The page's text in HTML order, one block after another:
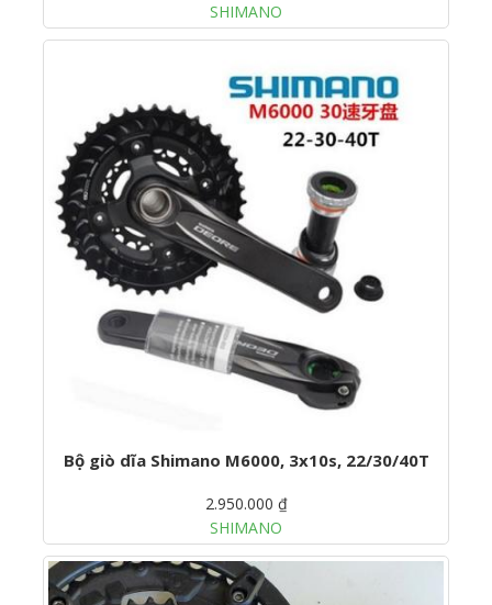
SHIMANO
Bộ giò dĩa Shimano M6000, 3x10s, 22/30/40T
2.950.000 ₫
SHIMANO